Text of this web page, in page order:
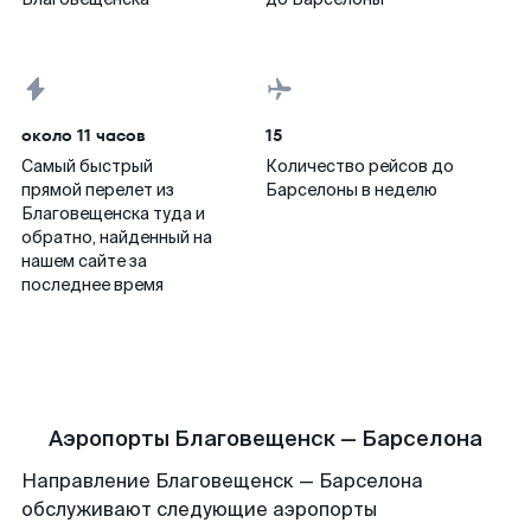
около 11 часов
Самый быстрый
прямой перелет из
Благовещенска туда и
обратно, найденный на
нашем сайте за
последнее время
15
Количество рейсов до
Барселоны в неделю
Аэропорты Благовещенск — Барселона
Направление Благовещенск — Барселона
обслуживают следующие аэропорты